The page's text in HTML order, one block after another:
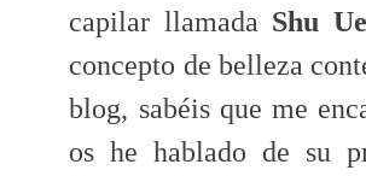
capilar llamada Shu
concepto de belleza
blog, sabéis que me
os he hablado de su